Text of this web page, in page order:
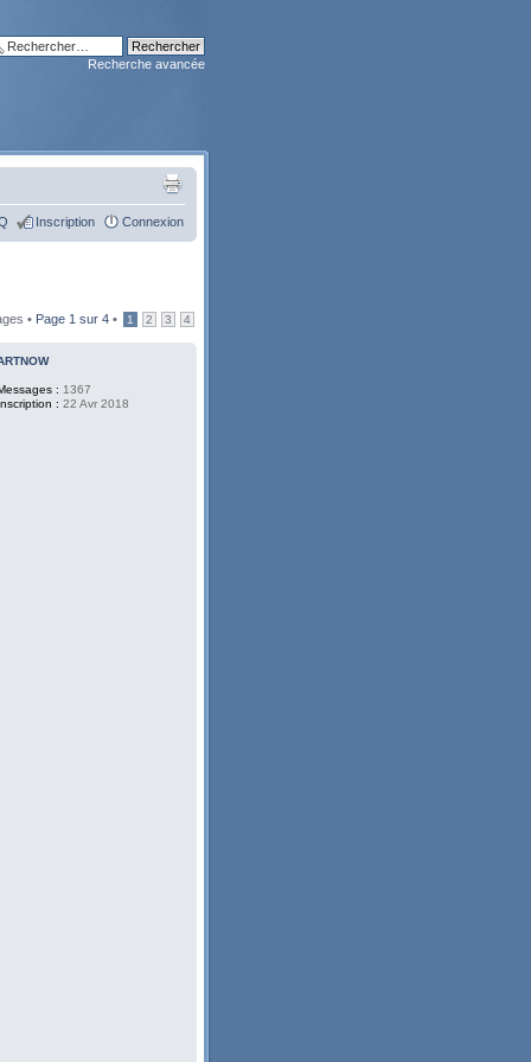
Recherche avancée
Inscription Connexion
• Page 1 sur 4 • 1 2 3 4
: 1367
: 22 Avr 2018